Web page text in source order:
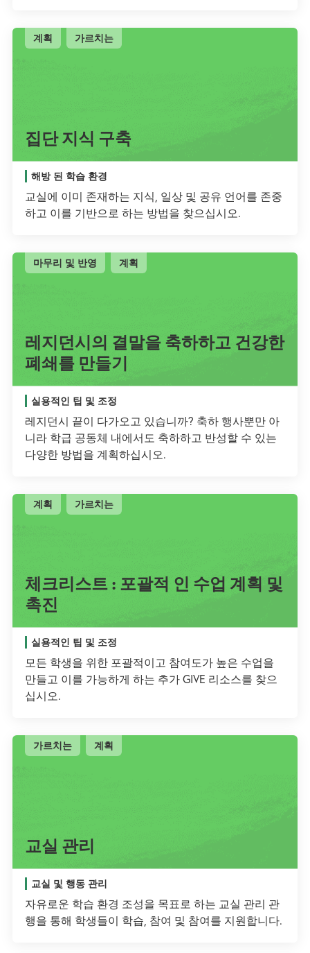
계획 가르치는
집단 지식 구축
해방 된 학습 환경
교실에 이미 존재하는 지식, 일상 및 공유 언어를 존중
하고 이를 기반으로 하는 방법을 찾으십시오.
마무리 및 반영 계획
레지던시의 결말을 축하하고 건강한
폐쇄를 만들기
실용적인 팁 및 조정
레지던시 끝이 다가오고 있습니까? 축하 행사뿐만 아
니라 학급 공동체 내에서도 축하하고 반성할 수 있는
다양한 방법을 계획하십시오.
계획 가르치는
체크리스트 : 포괄적 인 수업 계획 및
촉진
실용적인 팁 및 조정
모든 학생을 위한 포괄적이고 참여도가 높은 수업을
만들고 이를 가능하게 하는 추가 GIVE 리소스를 찾으
십시오.
가르치는 계획
교실 관리
교실 및 행동 관리
자유로운 학습 환경 조성을 목표로 하는 교실 관리 관
행을 통해 학생들이 학습, 참여 및 참여를 지원합니다.